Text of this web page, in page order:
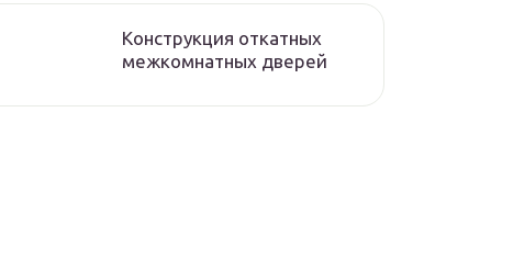
Конструкция откатных
межкомнатных дверей